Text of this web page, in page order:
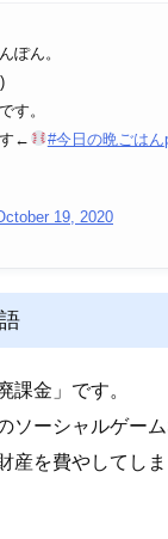
ぽん。
す。
←
#今日の晩ごはん
19, 2020
課金」です。
ソーシャルゲー
産を費やしてし